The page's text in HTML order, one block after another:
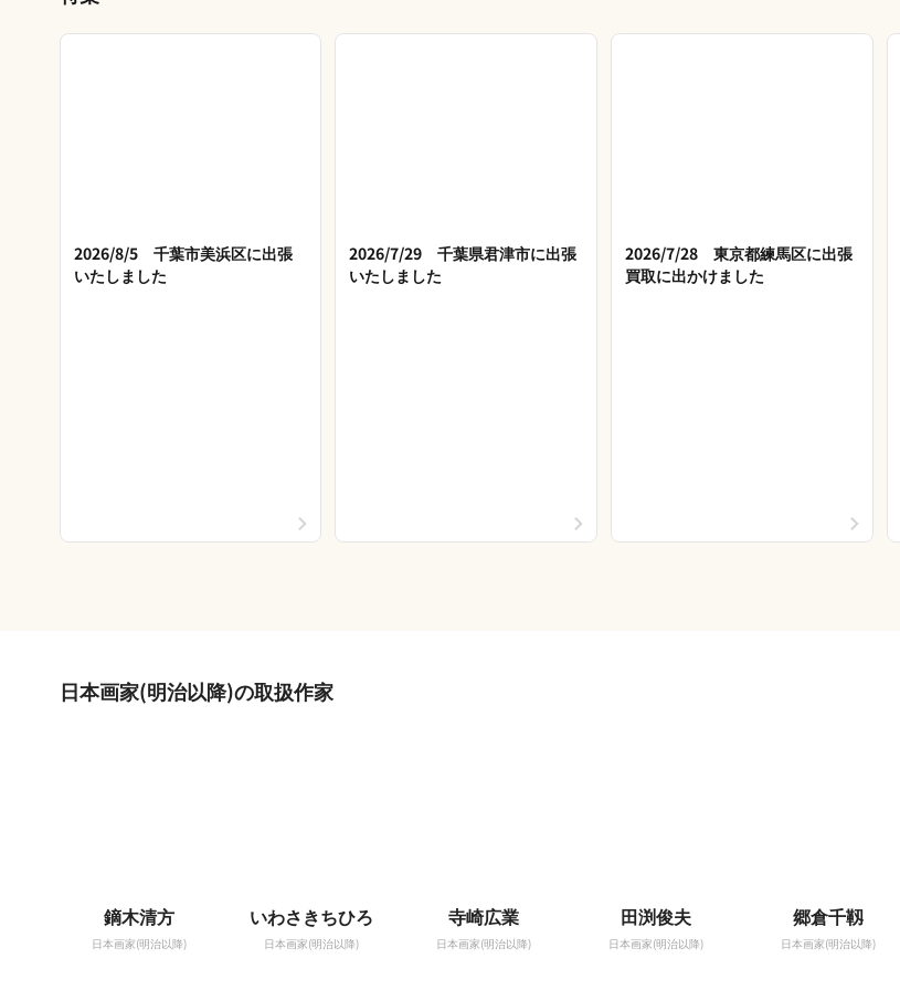
2026/8/5 千葉市美浜区に出張
いたしました
2026/7/29 千葉県君津市に出張
いたしました
2026/7/28 東京都練馬区に出張
買取に出かけました
日本画家(明治以降)の取扱作家
鏑木清方
日本画家(明治以降)
いわさきちひろ
日本画家(明治以降)
寺崎広業
日本画家(明治以降)
田渕俊夫
日本画家(明治以降)
郷倉千靱
日本画家(明治以降)